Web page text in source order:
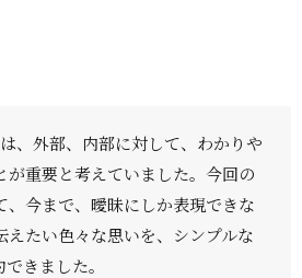
、外部、内部に対して、わかりや
が重要と考えていました。今回の
、今まで、曖昧にしか表現できな
えたい色々な思いを、シンプルな
きました。